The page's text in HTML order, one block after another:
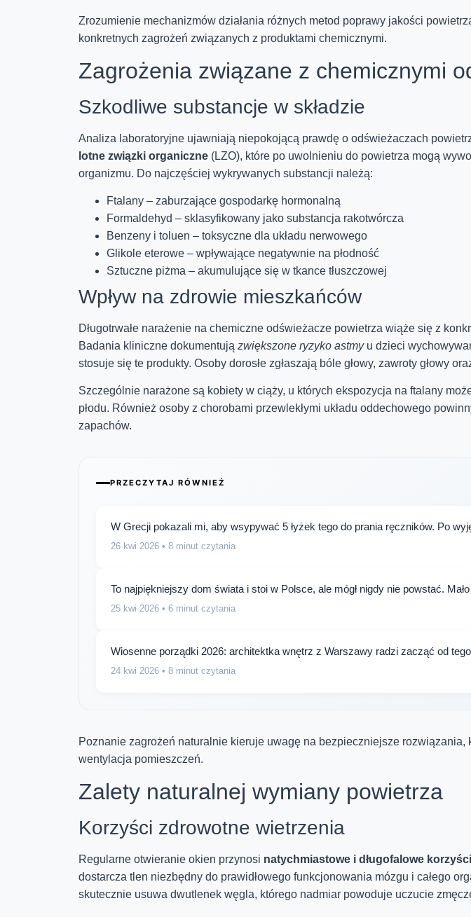
Zrozumienie mechanizmów działania różnych metod poprawy jakości
konkretnych zagrożeń związanych z produktami chemicznymi.
Zagrożenia związane z chemicznymi
Szkodliwe substancje w składzie
Analiza laboratoryjne ujawniają niepokojącą prawdę o odświeżaczach
lotne związki organiczne (LZO), które po uwolnieniu do powietrza mogą
organizmu. Do najczęściej wykrywanych substancji należą:
Ftalany – zaburzające gospodarkę hormonalną
Formaldehyd – sklasyfikowany jako substancja rakotwórcza
Benzeny i toluen – toksyczne dla układu nerwowego
Glikole eterowe – wpływające negatywnie na płodność
Sztuczne piżma – akumulujące się w tkance tłuszczowej
Wpływ na zdrowie mieszkańców
Długotrwałe narażenie na chemiczne odświeżacze powietrza wiąże się z
Badania kliniczne dokumentują zwiększone ryzyko astmyu dzieci
stosuje się te produkty. Osoby dorosłe zgłaszają bóle głowy, zawroty głowy
Szczególnie narażone są kobiety w ciąży, u których ekspozycja na ftalany
płodu. Również osoby z chorobami przewlekłymi układu oddechowego
zapachów.
PRZECZYTAJ RÓWNIEŻ
W Grecji pokazali mi, aby wsypywać 5 łyżek tego do prania ręczników. Po
26 kwi 2026 • 8 minut czytania
To najpiękniejszy dom świata i stoi w Polsce, ale mógł nigdy nie powstać. Mało
25 kwi 2026 • 6 minut czytania
Wiosenne porządki 2026: architektka wnętrz z Warszawy radzi zacząć od
24 kwi 2026 • 8 minut czytania
Poznanie zagrożeń naturalnie kieruje uwagę na bezpieczniejsze rozwiązania,
wentylacja pomieszczeń.
Zalety naturalnej wymiany powietrza
Korzyści zdrowotne wietrzenia
Regularne otwieranie okien przynosi natychmiastowe i długofalowe korzyści
dostarcza tlen niezbędny do prawidłowego funkcjonowania mózgu i całego
skutecznie usuwa dwutlenek węgla, którego nadmiar powoduje uczucie